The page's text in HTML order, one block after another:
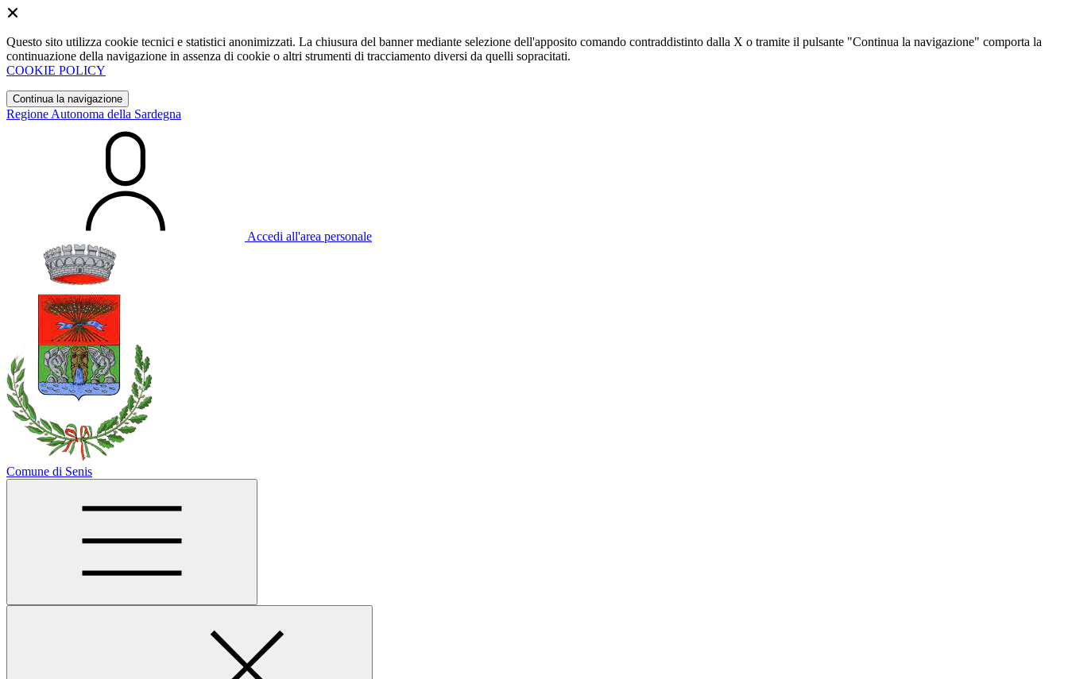
Questo sito utilizza cookie tecnici e statistici anonimizzati. La chiusura del banner mediante selezione dell'apposito comando contraddistinto dalla X o tramite il pulsante "Continua la navigazione" comporta la
continuazione della navigazione in assenza di cookie o altri strumenti di tracciamento diversi da quelli sopracitati.
COOKIE POLICY
Continua la navigazione
Regione Autonoma della Sardegna
Accedi all'area personale
Comune di Senis